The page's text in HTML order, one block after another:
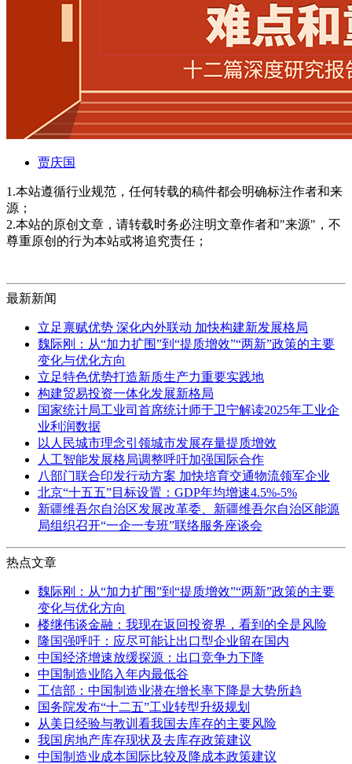
贾庆国
1.本站遵循行业规范，任何转载的稿件都会明确标注作者和来
源；
2.本站的原创文章，请转载时务必注明文章作者和"来源"，不
尊重原创的行为本站或将追究责任；
最新新闻
立足禀赋优势 深化内外联动 加快构建新发展格局
魏际刚：从“加力扩围”到“提质增效”“两新”政策的主要
变化与优化方向
立足特色优势打造新质生产力重要实践地
构建贸易投资一体化发展新格局
国家统计局工业司首席统计师于卫宁解读2025年工业企
业利润数据
以人民城市理念引领城市发展存量提质增效
人工智能发展格局调整呼吁加强国际合作
八部门联合印发行动方案 加快培育交通物流领军企业
北京“十五五”目标设置：GDP年均增速4.5%-5%
新疆维吾尔自治区发展改革委、新疆维吾尔自治区能源
局组织召开“一企一专班”联络服务座谈会
热点文章
魏际刚：从“加力扩围”到“提质增效”“两新”政策的主要
变化与优化方向
楼继伟谈金融：我现在返回投资界，看到的全是风险
隆国强呼吁：应尽可能让出口型企业留在国内
中国经济增速放缓探源：出口竞争力下降
中国制造业陷入年内最低谷
工信部：中国制造业潜在增长率下降是大势所趋
国务院发布“十二五”工业转型升级规划
从美日经验与教训看我国去库存的主要风险
我国房地产库存现状及去库存政策建议
中国制造业成本国际比较及降成本政策建议